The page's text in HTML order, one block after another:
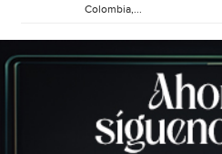
Colombia,...